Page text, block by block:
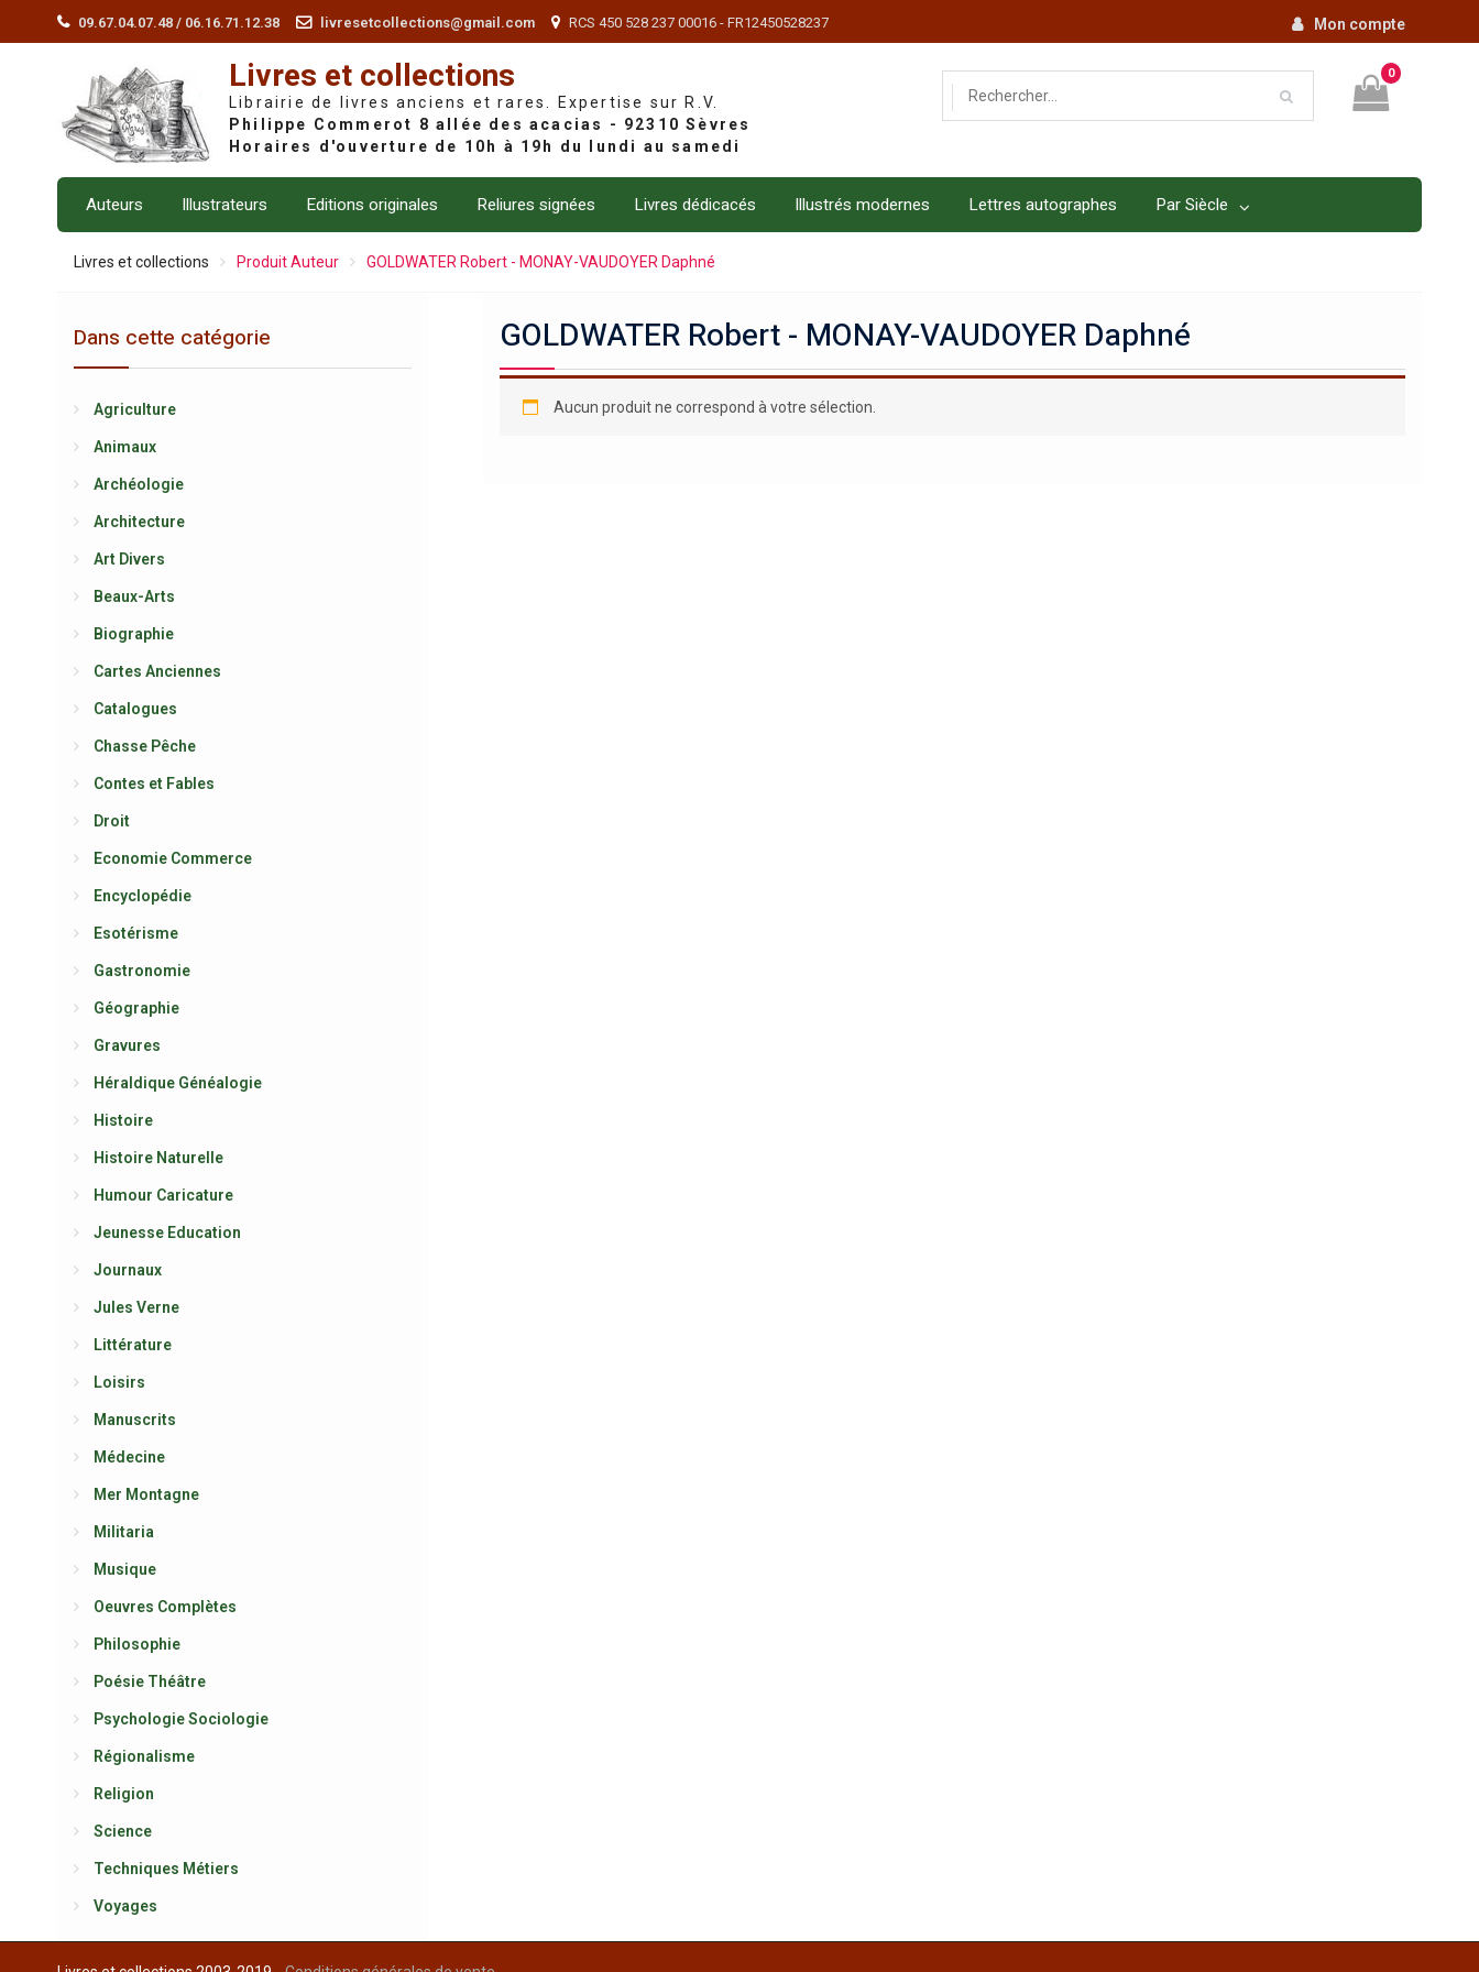
09.67.04.07.48 / 06.16.71.12.38 livresetcollections@gmail.com RCS 450 528 237 00016 - FR12450528237 Mon compte
Livres et collections
Librairie de livres anciens et rares. Expertise sur R.V.
0
Auteurs Illustrateurs Editions originales Reliures signées Livres dédicacés Illustrés modernes Lettres autographes Par Siècle
Livres et collections Produit Auteur GOLDWATER Robert - MONAY-VAUDOYER Daphné
GOLDWATER Robert - MONAY-VAUDOYER Daphné
Aucun produit ne correspond à votre sélection.
Dans cette catégorie
Agriculture
Animaux
Archéologie
Architecture
Art Divers
Beaux-Arts
Biographie
Cartes Anciennes
Catalogues
Chasse Pêche
Contes et Fables
Droit
Economie Commerce
Encyclopédie
Esotérisme
Gastronomie
Géographie
Gravures
Héraldique Généalogie
Histoire
Histoire Naturelle
Humour Caricature
Jeunesse Education
Journaux
Jules Verne
Littérature
Loisirs
Manuscrits
Médecine
Mer Montagne
Militaria
Musique
Oeuvres Complètes
Philosophie
Poésie Théâtre
Psychologie Sociologie
Régionalisme
Religion
Science
Techniques Métiers
Voyages